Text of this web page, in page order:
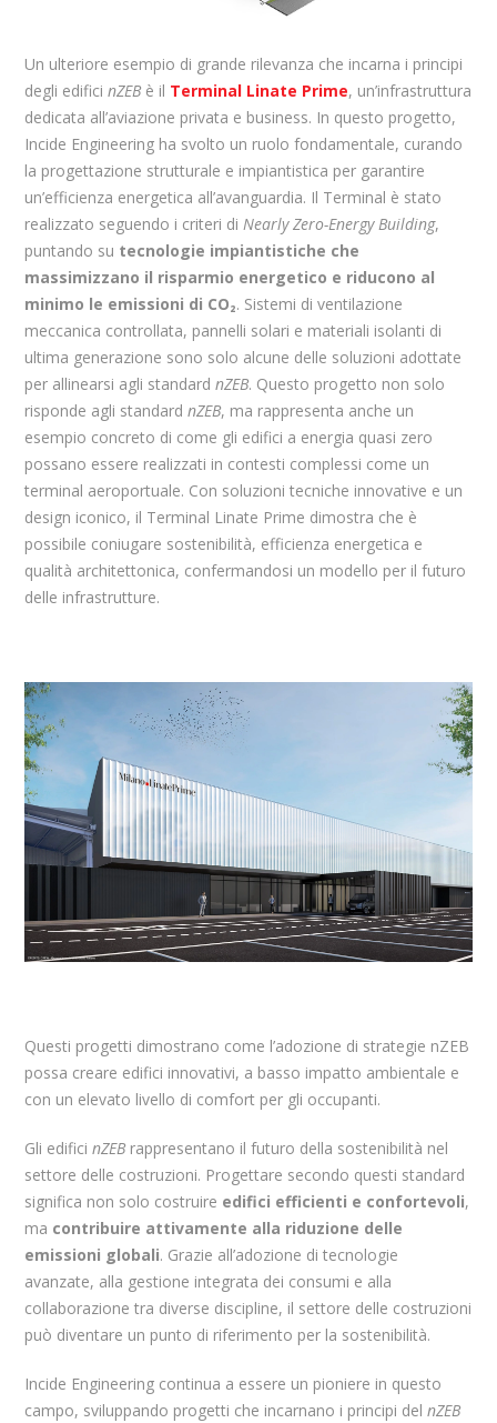
Un ulteriore esempio di grande rilevanza che incarna i principi
degli edificinZEB è il Terminal Linate Prime, un’infrastruttura
dedicata all’aviazione privata e business. In questo progetto,
Incide Engineering ha svolto un ruolo fondamentale, curando
la progettazione strutturale e impiantistica per garantire
un’efficienza energetica all’avanguardia. Il Terminal è stato
realizzato seguendo i criteri diNearly Zero-Energy Building,
puntando su tecnologie impiantistiche che
massimizzano il risparmio energetico e riducono al
minimo le emissioni di CO₂. Sistemi di ventilazione
meccanica controllata, pannelli solari e materiali isolanti di
ultima generazione sono solo alcune delle soluzioni adottate
per allinearsi agli standardnZEB. Questo progetto non solo
risponde agli standardnZEB, ma rappresenta anche un
esempio concreto di come gli edifici a energia quasi zero
possano essere realizzati in contesti complessi come un
terminal aeroportuale. Con soluzioni tecniche innovative e un
design iconico, il Terminal Linate Prime dimostra che è
possibile coniugare sostenibilità, efficienza energetica e
qualità architettonica, confermandosi un modello per il futuro
delle infrastrutture.
Questi progetti dimostrano come l’adozione di strategie nZEB
possa creare edifici innovativi, a basso impatto ambientale e
con un elevato livello di comfort per gli occupanti.
Gli edificinZEB rappresentano il futuro della sostenibilità nel
settore delle costruzioni. Progettare secondo questi standard
significa non solo costruire edifici efficienti e confortevoli,
ma contribuire attivamente alla riduzione delle
emissioni globali. Grazie all’adozione di tecnologie
avanzate, alla gestione integrata dei consumi e alla
collaborazione tra diverse discipline, il settore delle costruzioni
può diventare un punto di riferimento per la sostenibilità.
Incide Engineering continua a essere un pioniere in questo
campo, sviluppando progetti che incarnano i principi delnZEB